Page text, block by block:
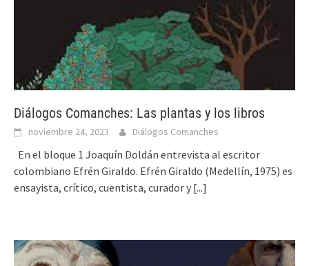
Diálogos Comanches: Las plantas y los libros
noviembre 24, 2023 Diálogos Comanches
En el bloque 1 Joaquín Doldán entrevista al escritor
colombiano Efrén Giraldo. Efrén Giraldo (Medellín, 1975) es
ensayista, crítico, cuentista, curador y [...]